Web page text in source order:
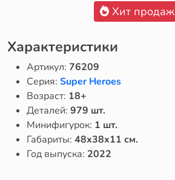
Хит продаж
Характеристики
Артикул: 76209
Серия: Super Heroes
Возраст: 18+
Деталей: 979 шт.
Минифигурок: 1 шт.
Габариты: 48x38x11 см.
Год выпуска: 2022